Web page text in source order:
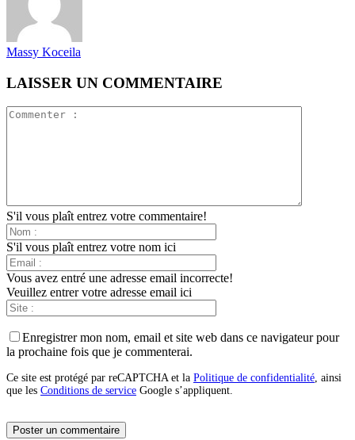
Massy Koceila
LAISSER UN COMMENTAIRE
S'il vous plaît entrez votre commentaire!
S'il vous plaît entrez votre nom ici
Vous avez entré une adresse email incorrecte!
Veuillez entrer votre adresse email ici
Enregistrer mon nom, email et site web dans ce navigateur pour
la prochaine fois que je commenterai.
Ce site est protégé par reCAPTCHA et la Politique de confidentialité, ainsi
que les Conditions de service Google s’appliquent.